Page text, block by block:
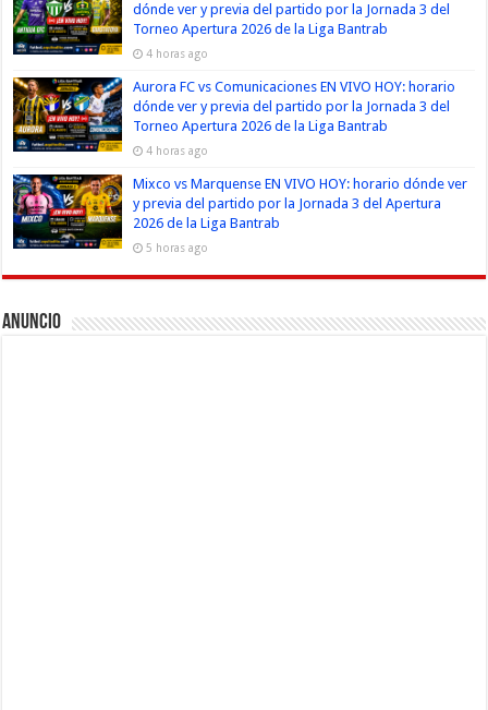
dónde ver y previa del partido por la Jornada 3 del
Torneo Apertura 2026 de la Liga Bantrab
4 horas ago
Aurora FC vs Comunicaciones EN VIVO HOY: horario
dónde ver y previa del partido por la Jornada 3 del
Torneo Apertura 2026 de la Liga Bantrab
4 horas ago
Mixco vs Marquense EN VIVO HOY: horario dónde ver
y previa del partido por la Jornada 3 del Apertura
2026 de la Liga Bantrab
5 horas ago
Anuncio